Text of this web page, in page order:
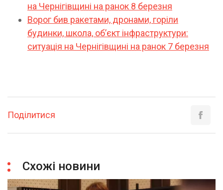
на Чернігівщині на ранок 8 березня
Ворог бив ракетами, дронами, горіли
будинки, школа, обʼєкт інфраструктури:
ситуація на Чернігівщині на ранок 7 березня
Поділитися
Схожі новини